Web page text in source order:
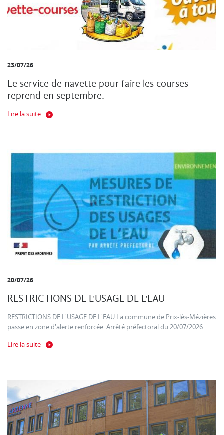
23/07/26
Le service de navette pour faire les courses
reprend en septembre.
Lire la suite
20/07/26
RESTRICTIONS DE L'USAGE DE L'EAU
RESTRICTIONS DE L'USAGE DE L'EAU La commune de Prix-lès-Mézières
passe en zone d'alerte renforcée. Arrêté préfectoral du 20/07/2026.
Lire la suite